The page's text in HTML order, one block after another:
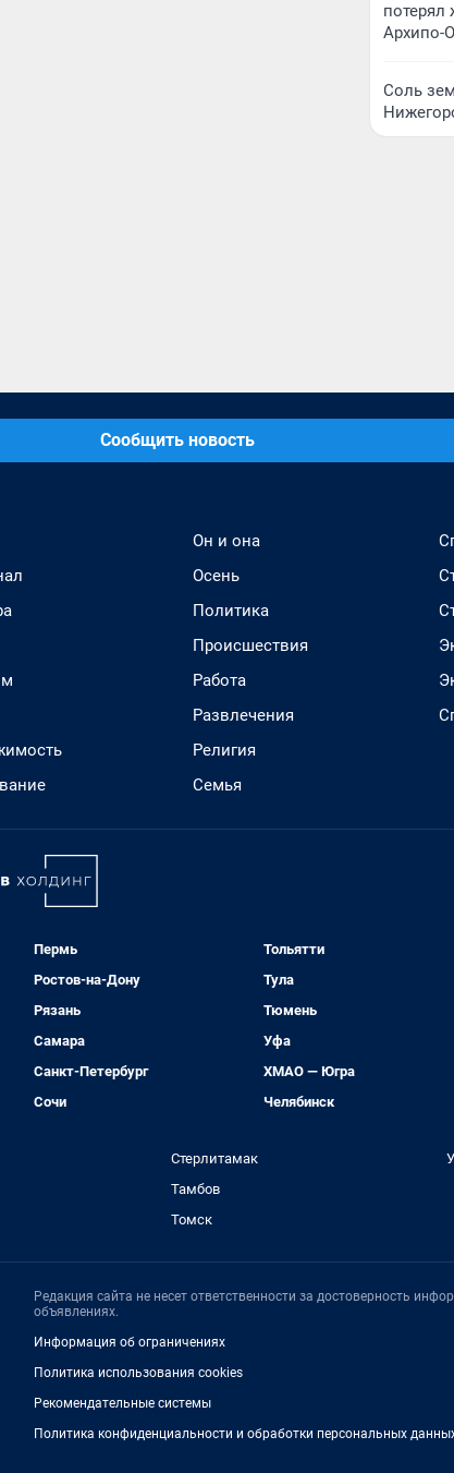
потерял
Архипо-
Соль
Сообщить новость
Он и она
Осень
Политика
Происшествия
Работа
Развлечения
Религия
Семья
Пермь
Ростов-на-Дону
Рязань
Самара
Санкт-Петербург
Сочи
Тольятти
Тула
Тюмень
Уфа
ХМАО — Югра
Челябинск
Стерлитамак
Тамбов
Томск
Редакция сайта не несет ответственности за достоверность
объявлениях.
Информация об ограничениях
Политика использования cookies
Рекомендательные системы
Политика конфиденциальности и обработки персональных